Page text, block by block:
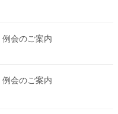
例会のご案内
例会のご案内